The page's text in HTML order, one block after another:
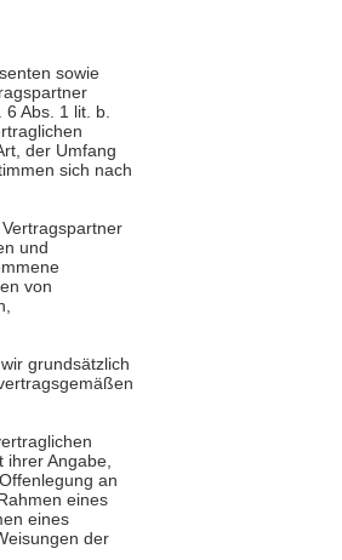
sowie
Abs. 1 lit. b.
der Umfang
sich nach
und
von
grundsätzlich
Angabe,
an
eines
eines
der